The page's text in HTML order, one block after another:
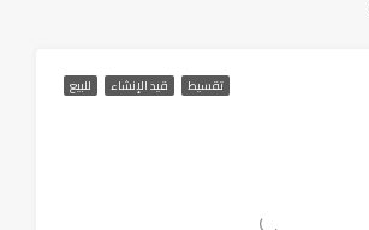
تقسيط قيد الإنشاء للبيع